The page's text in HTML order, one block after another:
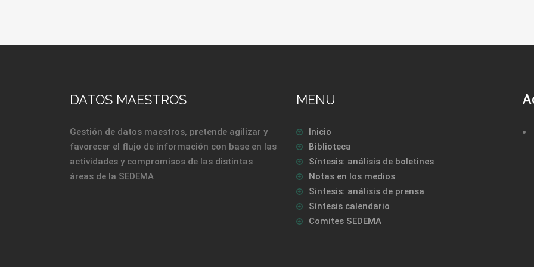
DATOS MAESTROS
Gestión de datos maestros, pretende agilizar y
favorecer el flujo de información con base en las
actividades y compromisos de las distintas
áreas de la SEDEMA
MENU
Inicio
Biblioteca
Síntesis: análisis de boletines
Notas en los medios
Sintesis: análisis de prensa
Síntesis calendario
Comites SEDEMA